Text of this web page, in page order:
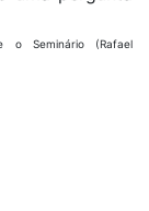
o Seminário (Rafael